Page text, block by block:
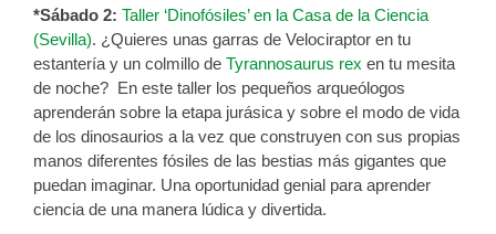
*Sábado 2: Taller ‘Dinofósiles’ en la Casa de la Ciencia
(Sevilla). ¿Quieres unas garras de Velociraptor en tu
estantería y un colmillo de Tyrannosaurus rex en tu mesita
de noche? En este taller los pequeños arqueólogos
aprenderán sobre la etapa jurásica y sobre el modo de vida
de los dinosaurios a la vez que construyen con sus propias
manos diferentes fósiles de las bestias más gigantes que
puedan imaginar. Una oportunidad genial para aprender
ciencia de una manera lúdica y divertida.